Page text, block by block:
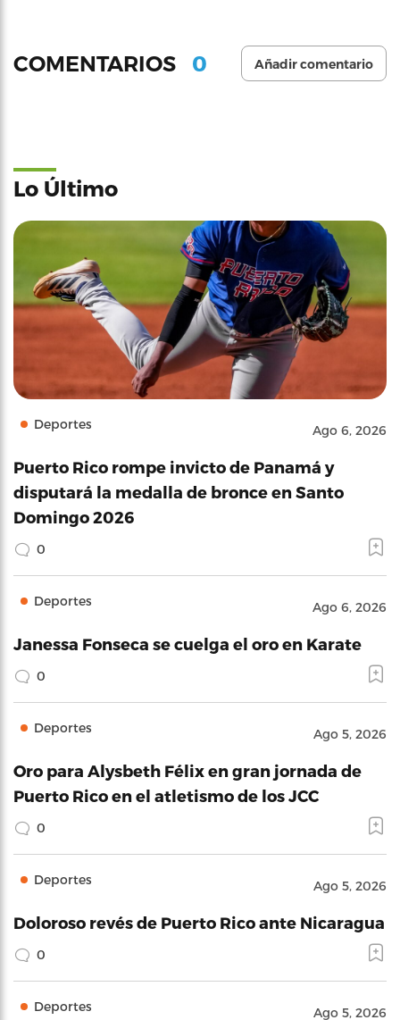
COMENTARIOS 0 Añadir comentario
Lo Último
Deportes Ago 6, 2026
Puerto Rico rompe invicto de Panamá y
disputará la medalla de bronce en Santo
Domingo 2026
0
Deportes Ago 6, 2026
Janessa Fonseca se cuelga el oro en Karate
0
Deportes Ago 5, 2026
Oro para Alysbeth Félix en gran jornada de
Puerto Rico en el atletismo de los JCC
0
Deportes Ago 5, 2026
Doloroso revés de Puerto Rico ante Nicaragua
0
Deportes Ago 5, 2026